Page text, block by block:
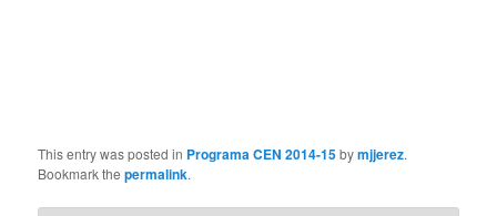
This entry was posted in Programa CEN 2014-15bymjjerez.
Bookmark thepermalink.